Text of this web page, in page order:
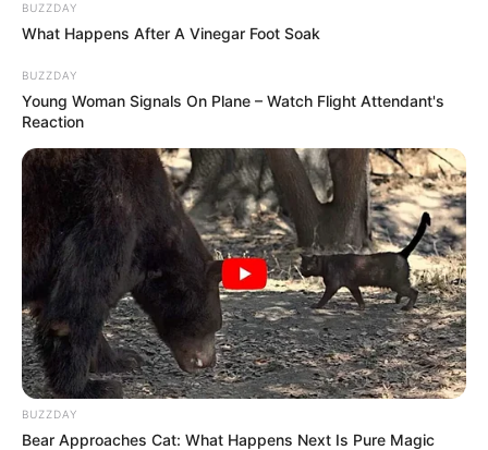
10. Caseie as peças da cabeça do papai Noel. A
ordem é a seguinte: duas camadas de feltro
branco, que serão o fundo e a barba; e uma
BUZZDAY
What Happens After A Vinegar Foot Soak
BUZZDAY
Young Woman Signals On Plane – Watch Flight Attendant's
Reaction
BUZZDAY
Bear Approaches Cat: What Happens Next Is Pure Magic